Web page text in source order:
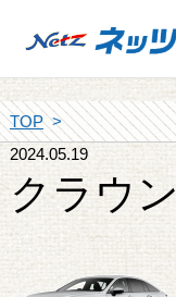
TOP
2024.05.19
クラウン